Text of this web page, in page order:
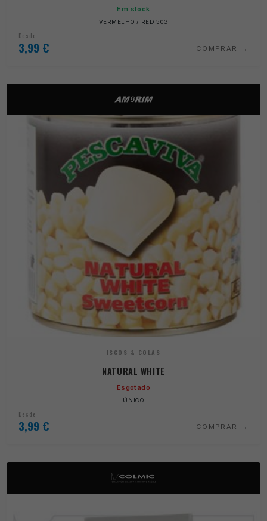
Em stock
VERMELHO / RED 50G
Desde
3,99 € COMPRAR
ISCOS & COLAS
NATURAL WHITE
Esgotado
ÚNICO
Desde
3,99 € COMPRAR